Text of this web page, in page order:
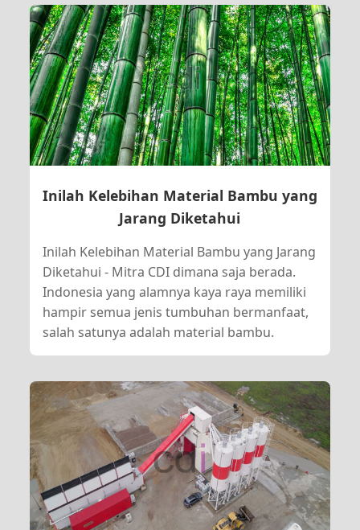
Inilah Kelebihan Material Bambu yang
Jarang Diketahui
Inilah Kelebihan Material Bambu yang Jarang
Diketahui - Mitra CDI dimana saja berada.
Indonesia yang alamnya kaya raya memiliki
hampir semua jenis tumbuhan bermanfaat,
salah satunya adalah material bambu.